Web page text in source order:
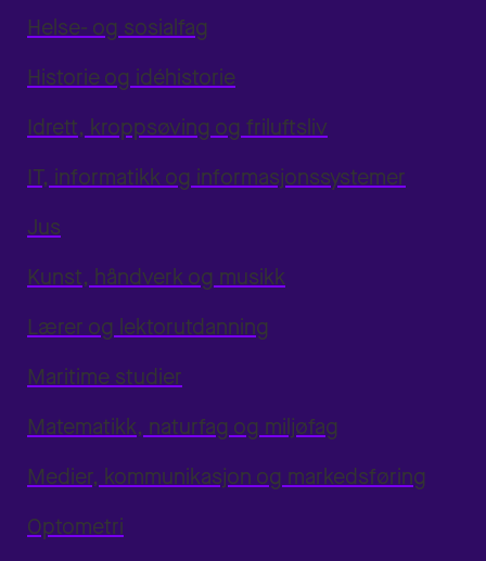
Helse- og sosialfag
Historie og idéhistorie
Idrett, kroppsøving og friluftsliv
IT, informatikk og informasjonssystemer
Jus
Kunst, håndverk og musikk
Lærer og lektorutdanning
Maritime studier
Matematikk, naturfag og miljøfag
Medier, kommunikasjon og markedsføring
Optometri